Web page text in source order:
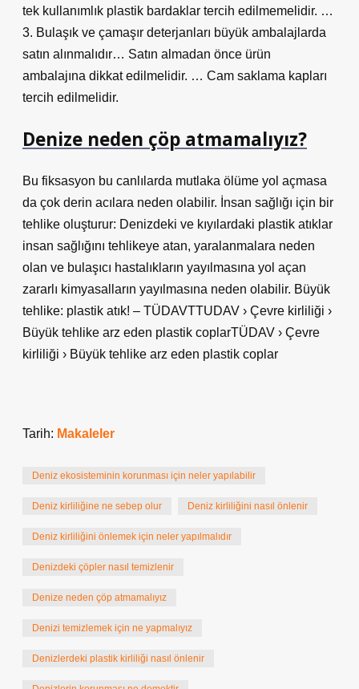
tek kullanımlık plastik bardaklar tercih edilmemelidir. …
3. Bulaşık ve çamaşır deterjanları büyük ambalajlarda
satın alınmalıdır… Satın almadan önce ürün
ambalajına dikkat edilmelidir. … Cam saklama kapları
tercih edilmelidir.
Denize neden çöp atmamalıyız?
Bu fiksasyon bu canlılarda mutlaka ölüme yol açmasa
da çok derin acılara neden olabilir. İnsan sağlığı için bir
tehlike oluşturur: Denizdeki ve kıyılardaki plastik atıklar
insan sağlığını tehlikeye atan, yaralanmalara neden
olan ve bulaşıcı hastalıkların yayılmasına yol açan
zararlı kimyasalların yayılmasına neden olabilir. Büyük
tehlike: plastik atık! – TÜDAVTTUDAV › Çevre kirliliği ›
Büyük tehlike arz eden plastik coplarTÜDAV › Çevre
kirliliği › Büyük tehlike arz eden plastik coplar
Tarih: Makaleler
Deniz ekosisteminin korunması için neler yapılabilir
Deniz kirliliğine ne sebep olur Deniz kirliliğini nasıl önlenir
Deniz kirliliğini önlemek için neler yapılmalıdır
Denizdeki çöpler nasıl temizlenir
Denize neden çöp atmamalıyız
Denizi temizlemek için ne yapmalıyız
Denizlerdeki plastik kirliliği nasıl önlenir